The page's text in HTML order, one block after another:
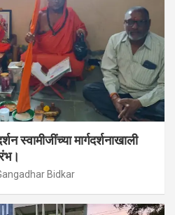
स्वामीजींच्या मार्गदर्शनाखाली
Bidkar